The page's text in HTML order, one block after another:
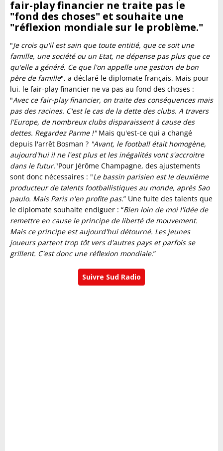
fair-play financier ne traite pas le
"fond des choses" et souhaite une
"réflexion mondiale sur le problème."
"Je crois qu'il est sain que toute entitié, que ce soit une
famille, une société ou un Etat, ne dépense pas plus que ce
qu'elle a généré. Ce que l'on appelle une gestion de bon
père de famille", a déclaré le diplomate français. Mais pour
lui, le fair-play financier ne va pas au fond des choses :
"Avec ce fair-play financier, on traite des conséquences mais
pas des racines. C'est le cas de la dette des clubs. A travers
l'Europe, de nombreux clubs disparaissent à cause des
dettes. Regardez Parme !" Mais qu'est-ce qui a changé
depuis l'arrêt Bosman ? "Avant, le football était homogène,
aujourd'hui il ne l'est plus et les inégalités vont s'accroitre
dans le futur."Pour Jérôme Champagne, des ajustements
sont donc nécessaires : "Le bassin parisien est le deuxième
producteur de talents footballistiques au monde, après Sao
paulo. Mais Paris n'en profite pas.” Une fuite des talents que
le diplomate souhaite endiguer : “Bien loin de moi l'idée de
remettre en cause le principe de liberté de mouvement.
Mais ce principe est aujourd'hui détourné. Les jeunes
joueurs partent trop tôt vers d'autres pays et parfois se
grillent. C'est donc une réflexion mondiale.”
Suivre Sud Radio